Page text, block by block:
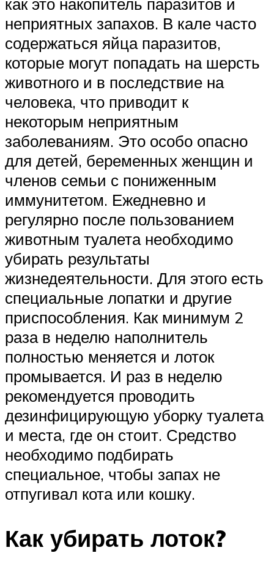
неприятных запахов. В кале часто
содержаться яйца паразитов,
которые могут попадать на шерсть
животного и в последствие на
человека, что приводит к
некоторым неприятным
заболеваниям. Это особо опасно
для детей, беременных женщин и
членов семьи с пониженным
иммунитетом. Ежедневно и
регулярно после пользованием
животным туалета необходимо
убирать результаты
жизнедеятельности. Для этого есть
специальные лопатки и другие
приспособления. Как минимум 2
раза в неделю наполнитель
полностью меняется и лоток
промывается. И раз в неделю
рекомендуется проводить
дезинфицирующую уборку туалета
и места, где он стоит. Средство
необходимо подбирать
специальное, чтобы запах не
отпугивал кота или кошку.
Как убирать лоток?